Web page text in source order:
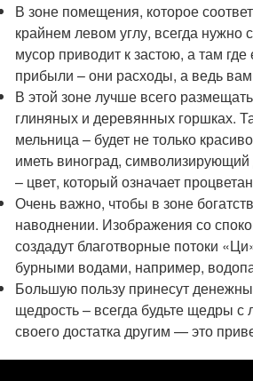
В зоне помещения, которое
крайнем левом углу, всегда нужно
мусор приводит к застою, а там
прибыли – они расходы, а ведь
В этой зоне лучше всего
глиняных и деревянных горшках.
мельница – будет не только
иметь виноград,
– цвет, который означает
Очень важно, чтобы в зоне
наводнении. Изображения со
создадут благотворные потоки
бурными водами, например,
Большую пользу принесут
щедрость – всегда будьте щедры с
своего достатка другим — это